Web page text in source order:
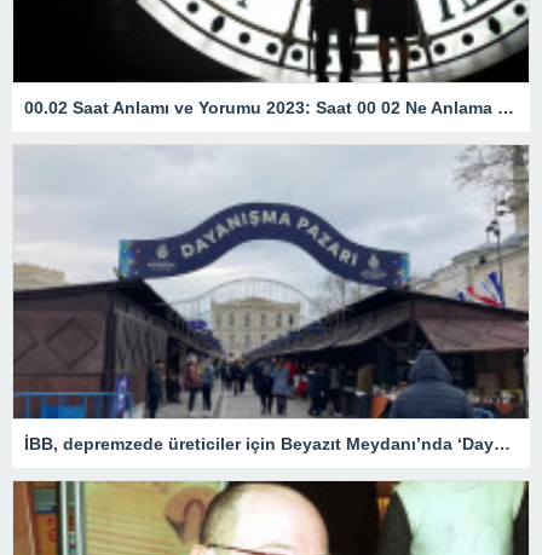
00.02 Saat Anlamı ve Yorumu 2023: Saat 00 02 Ne Anlama Gelir?
İBB, depremzede üreticiler için Beyazıt Meydanı’nda ‘Dayanışma Pazarı’ kurdu